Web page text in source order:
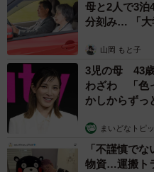
母と2人で3
分刻み… 「大
山岡 もと子
3児の母 43歳
わざわ 「色
かしからずっ
まいどなトピ
「不謹慎で
物資…運搬ト